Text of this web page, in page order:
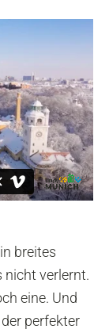
breites
nicht verlernt.
eine. Und
perfekter